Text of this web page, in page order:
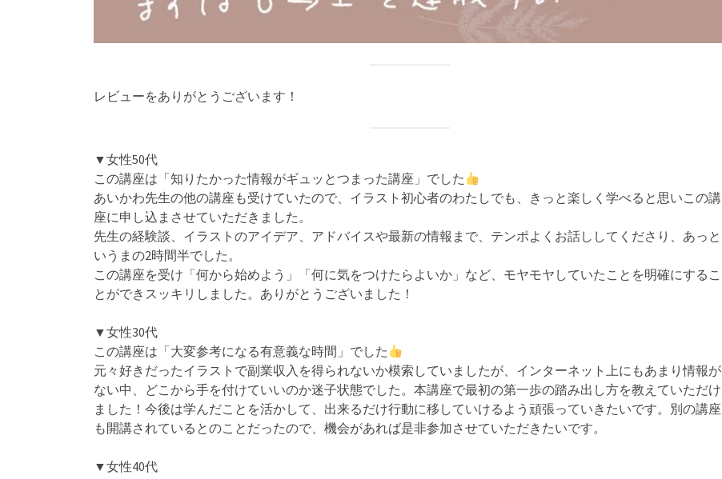
レビューをありがとうございます！
▼女性50代
この講座は「知りたかった情報がギュッとつまった講座」でした
あいかわ先生の他の講座も受けていたので、イラスト初心者のわたしでも、きっと楽しく学べると思いこの講
座に申し込まさせていただきました。
先生の経験談、イラストのアイデア、アドバイスや最新の情報まで、テンポよくお話ししてくださり、あっと
いうまの2時間半でした。
この講座を受け「何から始めよう」「何に気をつけたらよいか」など、モヤモヤしていたことを明確にするこ
とができスッキリしました。ありがとうございました！
▼女性30代
この講座は「大変参考になる有意義な時間」でした
元々好きだったイラストで副業収入を得られないか模索していましたが、インターネット上にもあまり情報が
ない中、どこから手を付けていいのか迷子状態でした。本講座で最初の第一歩の踏み出し方を教えていただけ
ました！今後は学んだことを活かして、出来るだけ行動に移していけるよう頑張っていきたいです。別の講座
も開講されているとのことだったので、機会があれば是非参加させていただきたいです。
▼女性40代